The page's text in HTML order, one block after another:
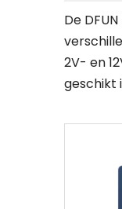
De DFUN
2V- en
geschikt